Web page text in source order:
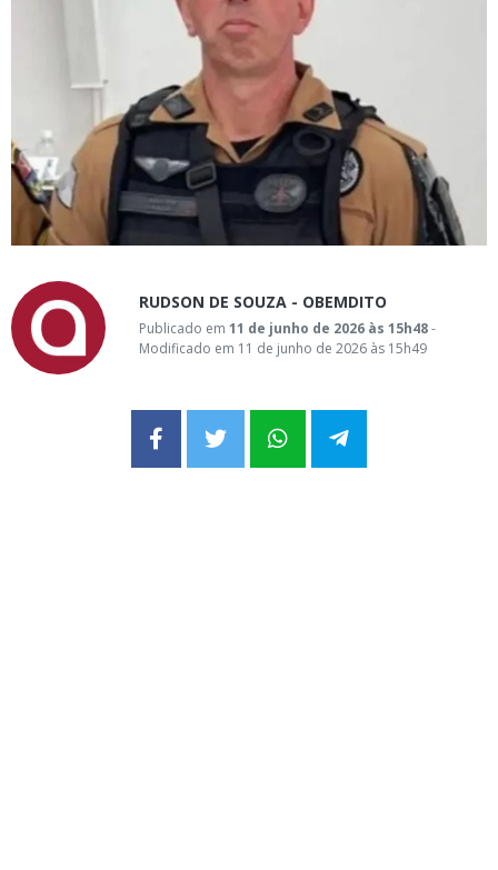
RUDSON DE SOUZA - OBEMDITO
Publicado em 11 de junho de 2026 às 15h48-
Modificado em 11 de junho de 2026 às 15h49